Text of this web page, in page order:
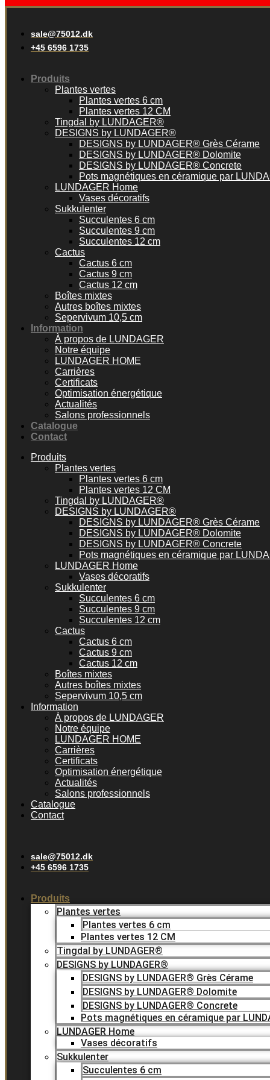
sale@75012.dk
+45 6596 1735
Produits
Plantes vertes
Plantes vertes 6 cm
Plantes vertes 12 CM
Tingdal by LUNDAGER®
DESIGNS by LUNDAGER®
DESIGNS by LUNDAGER® Grès Cérame
DESIGNS by LUNDAGER® Dolomite
DESIGNS by LUNDAGER® Concrete
Pots magnétiques en céramique par
LUNDAGER Home
Vases décoratifs
Sukkulenter
Succulentes 6 cm
Succulentes 9 cm
Succulentes 12 cm
Cactus
Cactus 6 cm
Cactus 9 cm
Cactus 12 cm
Boîtes mixtes
Autres boîtes mixtes
Sepervivum 10,5 cm
Information
À propos de LUNDAGER
Notre équipe
LUNDAGER HOME
Carrières
Certificats
Optimisation énergétique
Actualités
Salons professionnels
Catalogue
Contact
Produits
Plantes vertes
Plantes vertes 6 cm
Plantes vertes 12 CM
Tingdal by LUNDAGER®
DESIGNS by LUNDAGER®
DESIGNS by LUNDAGER® Grès Cérame
DESIGNS by LUNDAGER® Dolomite
DESIGNS by LUNDAGER® Concrete
Pots magnétiques en céramique par
LUNDAGER Home
Vases décoratifs
Sukkulenter
Succulentes 6 cm
Succulentes 9 cm
Succulentes 12 cm
Cactus
Cactus 6 cm
Cactus 9 cm
Cactus 12 cm
Boîtes mixtes
Autres boîtes mixtes
Sepervivum 10,5 cm
Information
À propos de LUNDAGER
Notre équipe
LUNDAGER HOME
Carrières
Certificats
Optimisation énergétique
Actualités
Salons professionnels
Catalogue
Contact
sale@75012.dk
+45 6596 1735
Produits
Plantes vertes
Plantes vertes 6 cm
Plantes vertes 12 CM
Tingdal by LUNDAGER®
DESIGNS by LUNDAGER®
DESIGNS by LUNDAGER® Grès Cérame
DESIGNS by LUNDAGER® Dolomite
DESIGNS by LUNDAGER® Concrete
Pots magnétiques en céramique par
LUNDAGER Home
Vases décoratifs
Sukkulenter
Succulentes 6 cm